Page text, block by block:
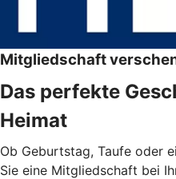
Mitgliedschaft
Das perfekte
Heimat
Ob Geburtstag, Taufe oder
Sie eine Mitgliedschaft bei